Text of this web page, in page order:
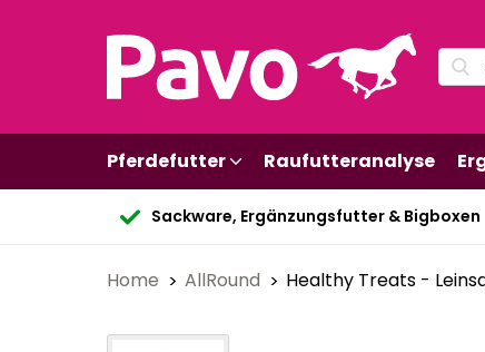
Pferdefutter Raufutteranalyse
Sackware, Ergänzungsfutter & Bigboxen
Home AllRound Healthy Treats -